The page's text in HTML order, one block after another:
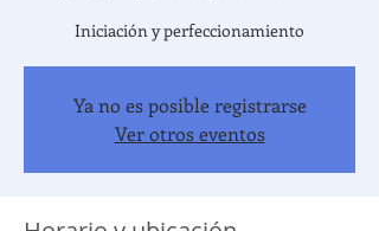
Iniciación y perfeccionamiento
Ya no es posible registrarse
Ver otros eventos